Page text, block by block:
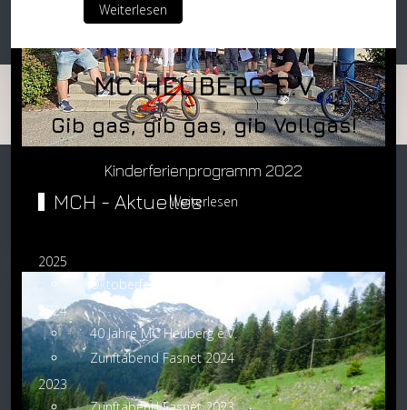
Kinderferienprogramm 2022
Weiterlesen
Weiterlesen
MC HEUBERG E.V
Gib gas, gib gas, gib Vollgas!
MCH - Aktuelles
2025
Oktoberfest 2025
2024
40 Jahre MC Heuberg e.V.
Zunftabend Fasnet 2024
2023
Zunftabend Fasnet 2023